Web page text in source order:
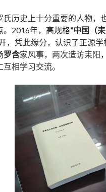
氏历史上十分重要的人物，
。2016年，高规格“中国（
，凭此缘分，认识了正源学
罗含家风事，两次造访耒阳
相学习交流。